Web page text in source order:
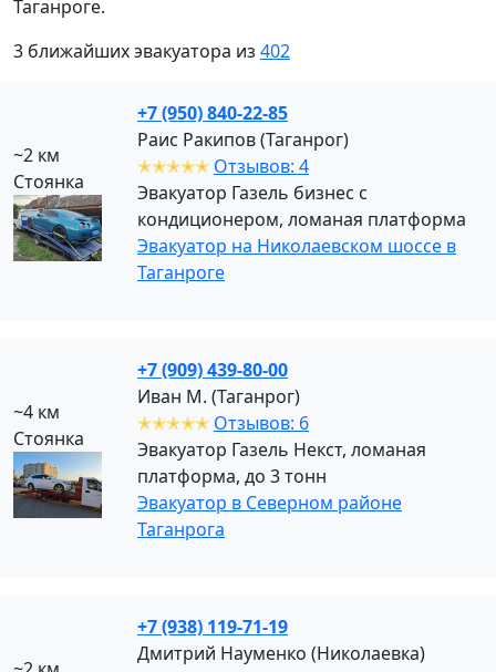
Таганроге.
3 ближайших эвакуатора из 402
~2 км
Стоянка
+7 (950) 840-22-85
Раис Ракипов (Таганрог)
✭✭✭✭✭ Отзывов: 4
Эвакуатор Газель бизнес с
кондиционером, ломаная платформа
Эвакуатор на Николаевском шоссе в
Таганроге
~4 км
Стоянка
+7 (909) 439-80-00
Иван М. (Таганрог)
✭✭✭✭✭ Отзывов: 6
Эвакуатор Газель Некст, ломаная
платформа, до 3 тонн
Эвакуатор в Северном районе
Таганрога
+7 (938) 119-71-19
Дмитрий Науменко (Николаевка)